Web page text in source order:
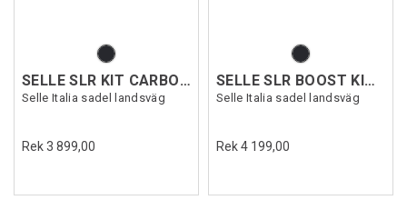
SELLE SLR KIT CARBON SUPERFLOW
Selle Italia sadel landsväg
Rek 3 899,00
SELLE SLR BOOST KIT CARBON
Selle Italia sadel landsväg
Rek 4 199,00